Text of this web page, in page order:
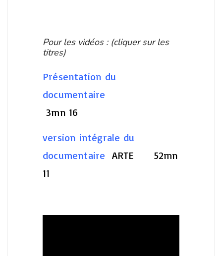
Pour les vidéos : (cliquer sur les
titres)
Présentation du
documentaire
3mn 16
version intégrale du
documentaire ARTE 52mn
11